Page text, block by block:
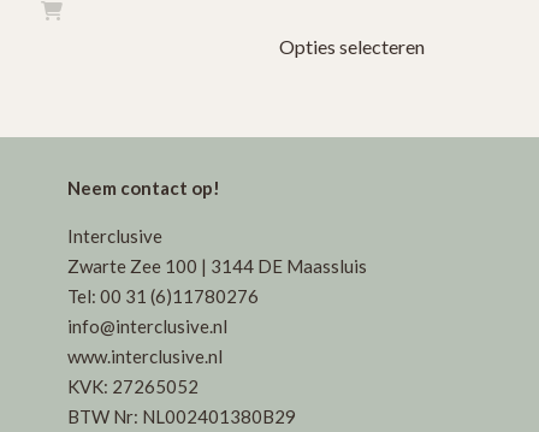
tot
Opties selecterenproduct
Neem contact op!
Interclusive
Zwarte Zee 100 | 3144 DE Maassluis
Tel: 00 31 (6)11780276
info@interclusive.nl
www.interclusive.nl
KVK: 27265052
BTW Nr: NL002401380B29